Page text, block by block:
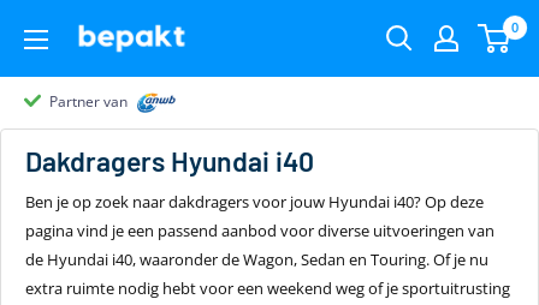
0
22.00uur
Partner van
Partner van
Klantenbeoordeling 9.4
Dakdragers Hyundai i40
Ben je op zoek naar dakdragers voor jouw Hyundai i40? Op deze
pagina vind je een passend aanbod voor diverse uitvoeringen van
de Hyundai i40, waaronder de Wagon, Sedan en Touring. Of je nu
extra ruimte nodig hebt voor een weekend weg of je sportuitrusting